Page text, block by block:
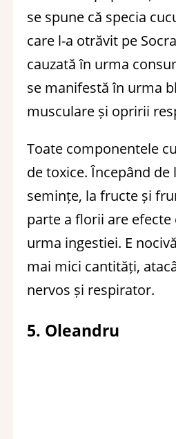
se spune că specia
care l-a otrăvit pe
cauzată în urma
se manifestă în urma
musculare și opririi
Toate componentele
de toxice. Începând de
semințe, la fructe și
parte a florii are
urma ingestiei. E
mai mici cantități,
nervos și respirator.
5. Oleandru